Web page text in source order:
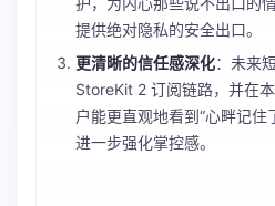
提供绝对隐私的安全出口。
更清晰的信任感深化：未来
StoreKit 2 订阅链路，并在
户能更直观地看到“心畔记住
进一步强化掌控感。